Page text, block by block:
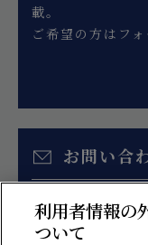
載。
ご希望の方はフ
お問い合
お見積り、各種
お問い合わせく
利用者情報の
ついて